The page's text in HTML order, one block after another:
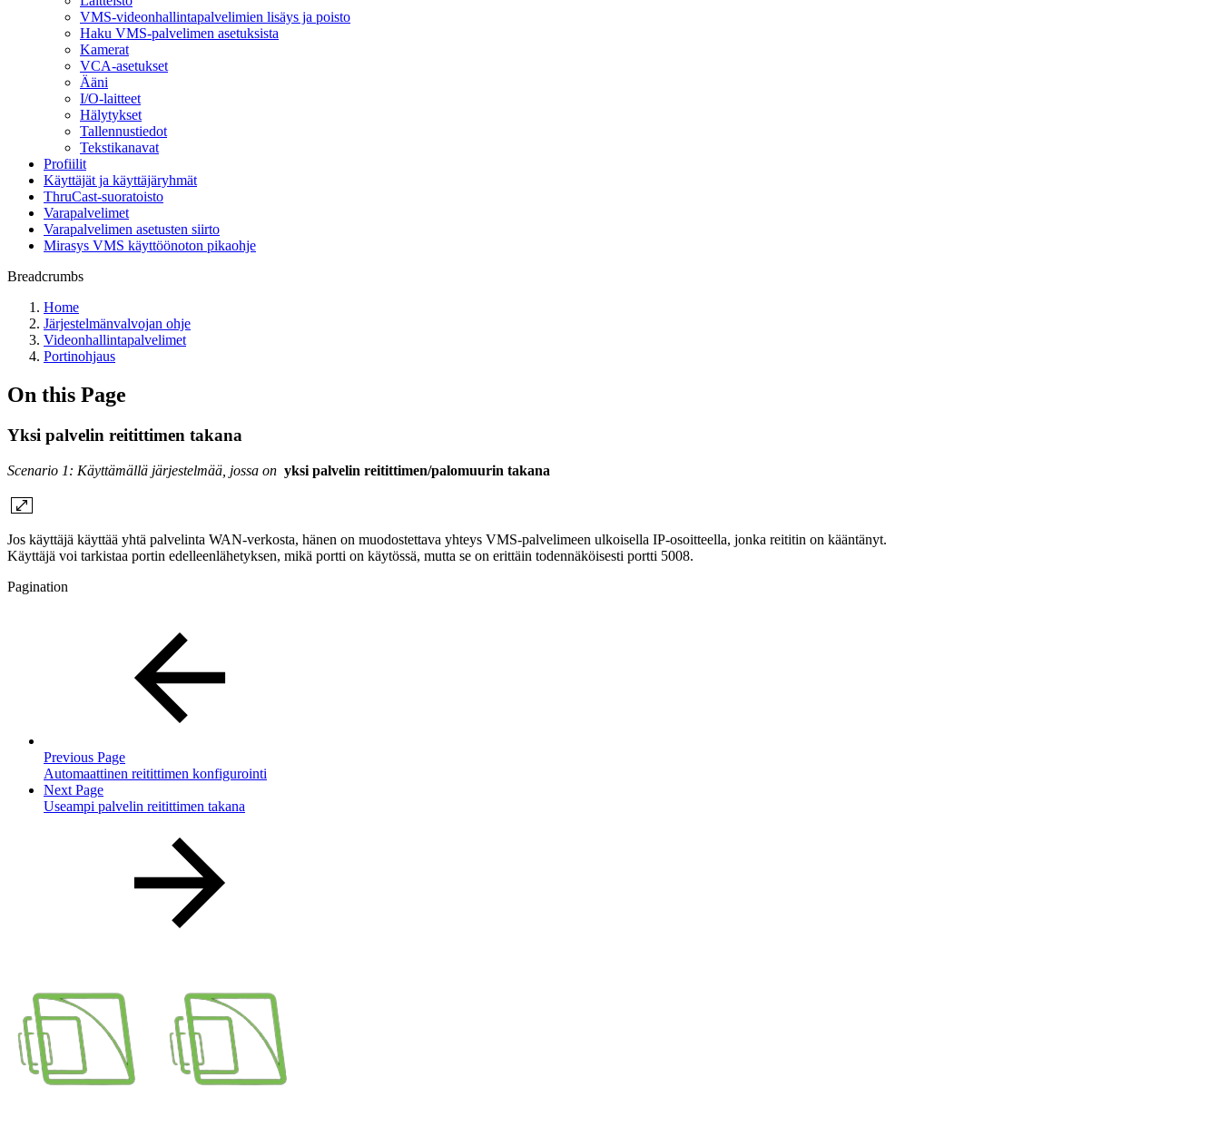
VMS-videonhallintapalvelimien lisäys ja poisto
Haku VMS-palvelimen asetuksista
Kamerat
VCA-asetukset
Ääni
I/O-laitteet
Hälytykset
Tallennustiedot
Tekstikanavat
Profiilit
Käyttäjät ja käyttäjäryhmät
ThruCast-suoratoisto
Varapalvelimet
Varapalvelimen asetusten siirto
Mirasys VMS käyttöönoton pikaohje
Breadcrumbs
Home
Järjestelmänvalvojan ohje
Videonhallintapalvelimet
Portinohjaus
On this Page
Yksi palvelin reitittimen takana
Scenario 1: Käyttämällä järjestelmää, jossa on yksi palvelin reitittimen/palomuurin takana
Jos käyttäjä käyttää yhtä palvelinta WAN-verkosta, hänen on muodostettava yhteys VMS-palvelimeen ulkoisella IP-osoitteella, jonka reititin on kääntänyt.
Käyttäjä voi tarkistaa portin edelleenlähetyksen, mikä portti on käytössä, mutta se on erittäin todennäköisesti portti 5008.
Pagination
Previous Page
Automaattinen reitittimen konfigurointi
Next Page
Useampi palvelin reitittimen takana